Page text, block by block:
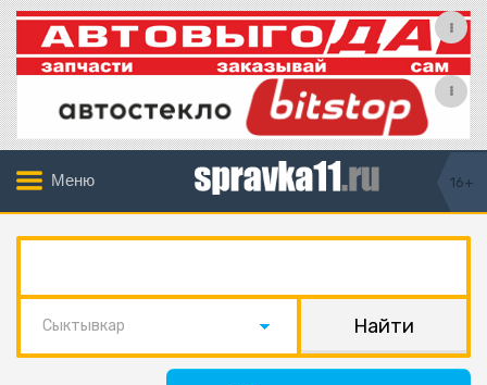
Меню 16+
Сыктывкар